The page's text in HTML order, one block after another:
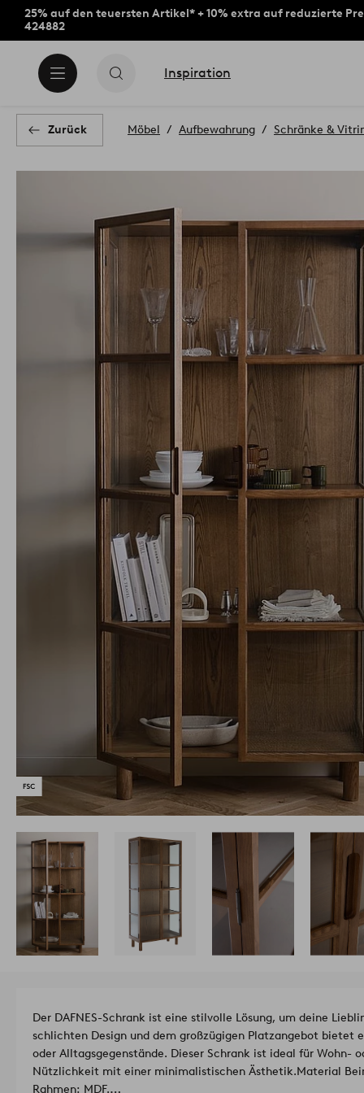
25% auf den teuersten Artikel* + 10% extra auf reduzierte
424882
Inspiration
Zurück Möbel Aufbewahrung Schränke &
Der DAFNES-Schrank ist eine stilvolle Lösung, um deine
schlichten Design und dem großzügigen Platzangebot bietet
oder Alltagsgegenstände. Dieser Schrank ist ideal für Wohn-
Nützlichkeit mit einer minimalistischen Ästhetik.Material
Rahmen: MDF.